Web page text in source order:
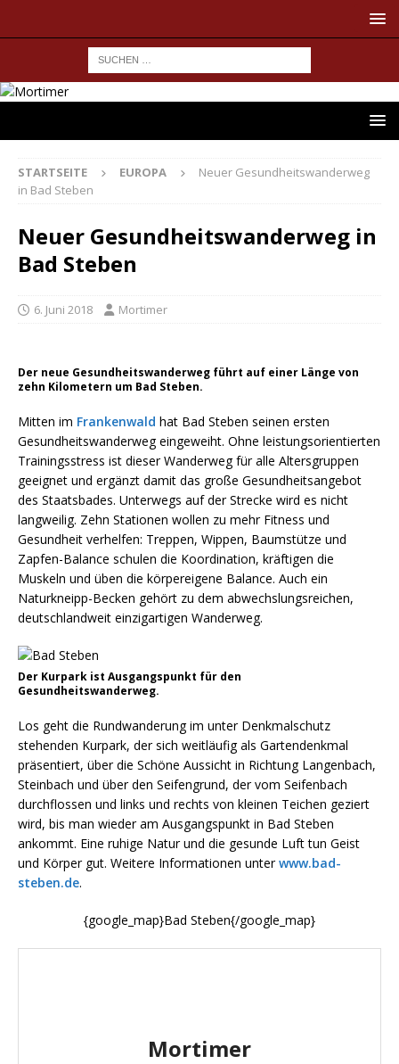
STARTSEITE EUROPA
Neuer Gesundheitswanderweg
in Bad Steben
Neuer Gesundheitswanderweg in
Bad Steben
6. Juni 2018 Mortimer
Der neue Gesundheitswanderweg führt auf einer Länge von
zehn Kilometern um Bad Steben.
Mitten im Frankenwald hat Bad Steben seinen ersten
Gesundheitswanderweg eingeweiht. Ohne leistungsorientierten
Trainingsstress ist dieser Wanderweg für alle Altersgruppen
geeignet und ergänzt damit das große Gesundheitsangebot
des Staatsbades. Unterwegs auf der Strecke wird es nicht
langweilig. Zehn Stationen wollen zu mehr Fitness und
Gesundheit verhelfen: Treppen, Wippen, Baumstütze und
Zapfen-Balance schulen die Koordination, kräftigen die
Muskeln und üben die körpereigene Balance. Auch ein
Naturkneipp-Becken gehört zu dem abwechslungsreichen,
deutschlandweit einzigartigen Wanderweg.
Der Kurpark ist Ausgangspunkt für den
Gesundheitswanderweg.
Los geht die Rundwanderung im unter Denkmalschutz
stehenden Kurpark, der sich weitläufig als Gartendenkmal
präsentiert, über die Schöne Aussicht in Richtung Langenbach,
Steinbach und über den Seifengrund, der vom Seifenbach
durchflossen und links und rechts von kleinen Teichen geziert
wird, bis man wieder am Ausgangspunkt in Bad Steben
ankommt. Eine ruhige Natur und die gesunde Luft tun Geist
und Körper gut. Weitere Informationen unterwww.bad-
steben.de.
{google_map}Bad Steben{/google_map}
Mortimer